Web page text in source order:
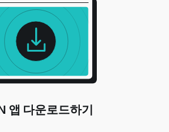
앱 다운로드하기